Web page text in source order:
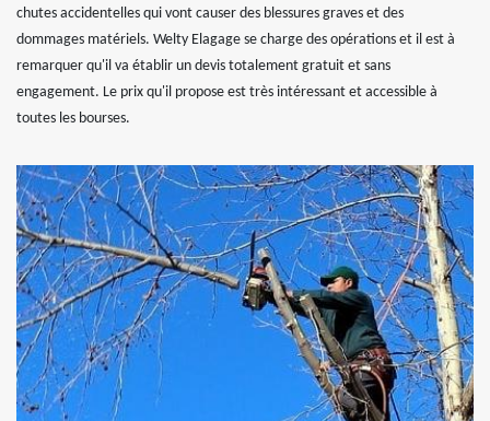
chutes accidentelles qui vont causer des blessures graves et des
dommages matériels. Welty Elagage se charge des opérations et il est à
remarquer qu'il va établir un devis totalement gratuit et sans
engagement. Le prix qu'il propose est très intéressant et accessible à
toutes les bourses.